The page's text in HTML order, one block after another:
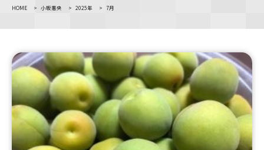
ラジオ
News
アナウンサー
Announcer
イベント
Event
HOME > 小坂憲央 > 2025年 > 7月